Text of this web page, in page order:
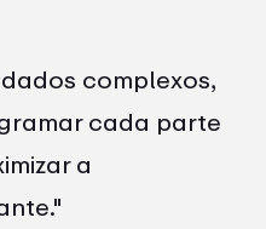
complexos,
cada parte
a
"